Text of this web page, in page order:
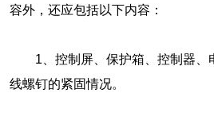
容外，还应包括以下内容：
1、控制屏、保护箱、控制器、
线螺钉的紧固情况。